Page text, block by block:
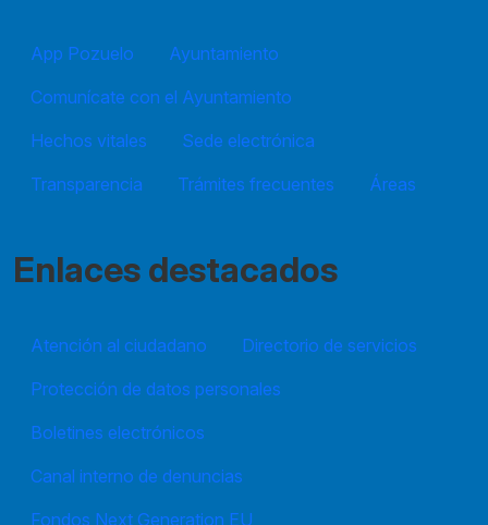
App Pozuelo
Ayuntamiento
Comunícate con el Ayuntamiento
Hechos vitales
Sede electrónica
Transparencia
Trámites frecuentes Áreas
Enlaces destacados
Atención al ciudadano
Directorio de servicios
Protección de datos personales
Boletines electrónicos
Canal interno de denuncias
Fondos Next Generation EU